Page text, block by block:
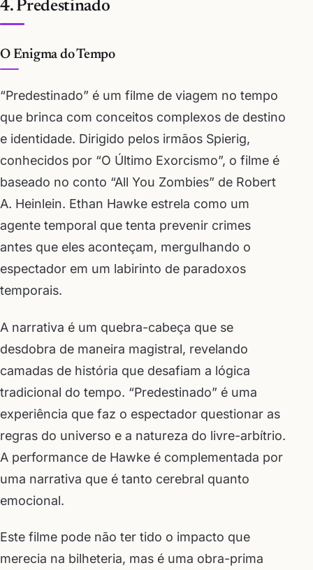
4. Predestinado
O Enigma do Tempo
“Predestinado” é um filme de viagem no tempo
que brinca com conceitos complexos de destino
e identidade. Dirigido pelos irmãos Spierig,
conhecidos por “O Último Exorcismo”, o filme é
baseado no conto “All You Zombies” de Robert
A. Heinlein. Ethan Hawke estrela como um
agente temporal que tenta prevenir crimes
antes que eles aconteçam, mergulhando o
espectador em um labirinto de paradoxos
temporais.
A narrativa é um quebra-cabeça que se
desdobra de maneira magistral, revelando
camadas de história que desafiam a lógica
tradicional do tempo. “Predestinado” é uma
experiência que faz o espectador questionar as
regras do universo e a natureza do livre-arbítrio.
A performance de Hawke é complementada por
uma narrativa que é tanto cerebral quanto
emocional.
Este filme pode não ter tido o impacto que
merecia na bilheteria, mas é uma obra-prima